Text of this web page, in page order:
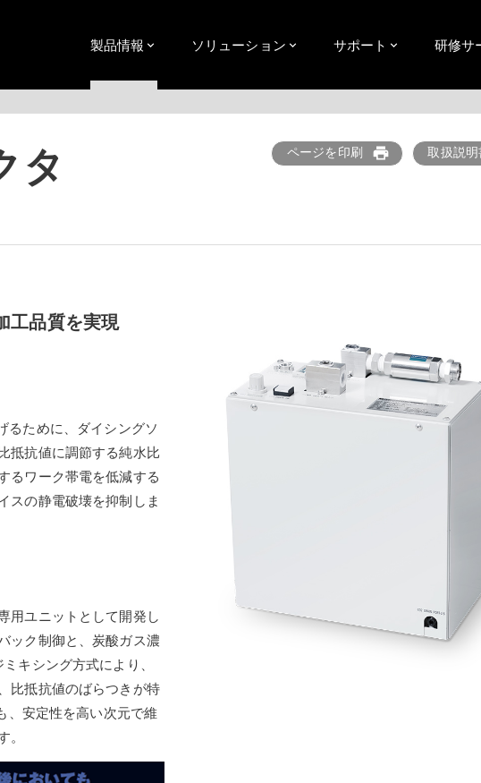
製品情報 ソリューション サポート 研修サ
タ ページを印刷 print 取扱説
工品質を実現
るために、ダイシングソ
抵抗値に調節する純水比
るワーク帯電を低減する
スの静電破壊を抑制しま
用ユニットとして開発し
ック制御と、炭酸ガス濃
キシング方式により、
比抵抗値のばらつきが特
、安定性を高い次元で維